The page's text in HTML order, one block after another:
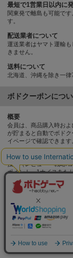
最短で1営業日以内に
関東発で離島も可能で
す。
配送業者について
運送業者はヤマト運輸
きません。
送料について
北海道、沖縄を除き一
ボドクーポンにつ
概要
会員は、商品購入時お
が貯まると自動でボド
イページで確認できます
投稿ポイント
投稿（レビュー・戦略/
ポイント、1ナイスあた
総額10%OFFのボドク
購入ポイント
商品購入では商品総額
額100円OFFのボドクー
入の場合も、割引前の
会員は、利用可能なボ